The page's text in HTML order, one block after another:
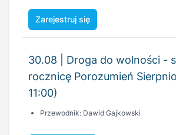
Zarejestruj się
30.08 | Droga do wolności -
rocznicę Porozumień
11:00)
Przewodnik: Dawid Gajkowski